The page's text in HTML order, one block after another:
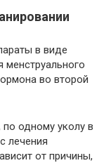
в виде
менструального
во второй
одному уколу в
лечения
от причины,